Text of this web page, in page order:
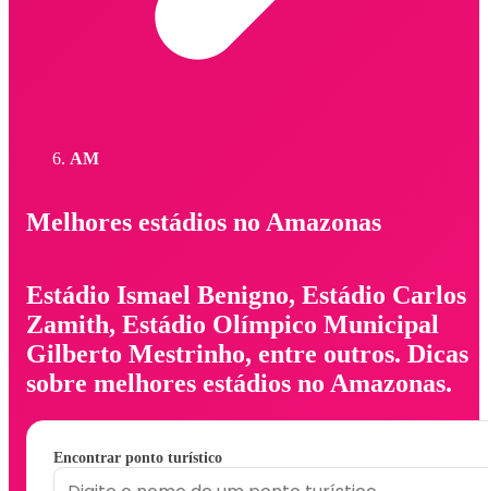
AM
Melhores estádios no Amazonas
Estádio Ismael Benigno, Estádio Carlos
Zamith, Estádio Olímpico Municipal
Gilberto Mestrinho, entre outros. Dicas
sobre melhores estádios no Amazonas.
Encontrar ponto turístico